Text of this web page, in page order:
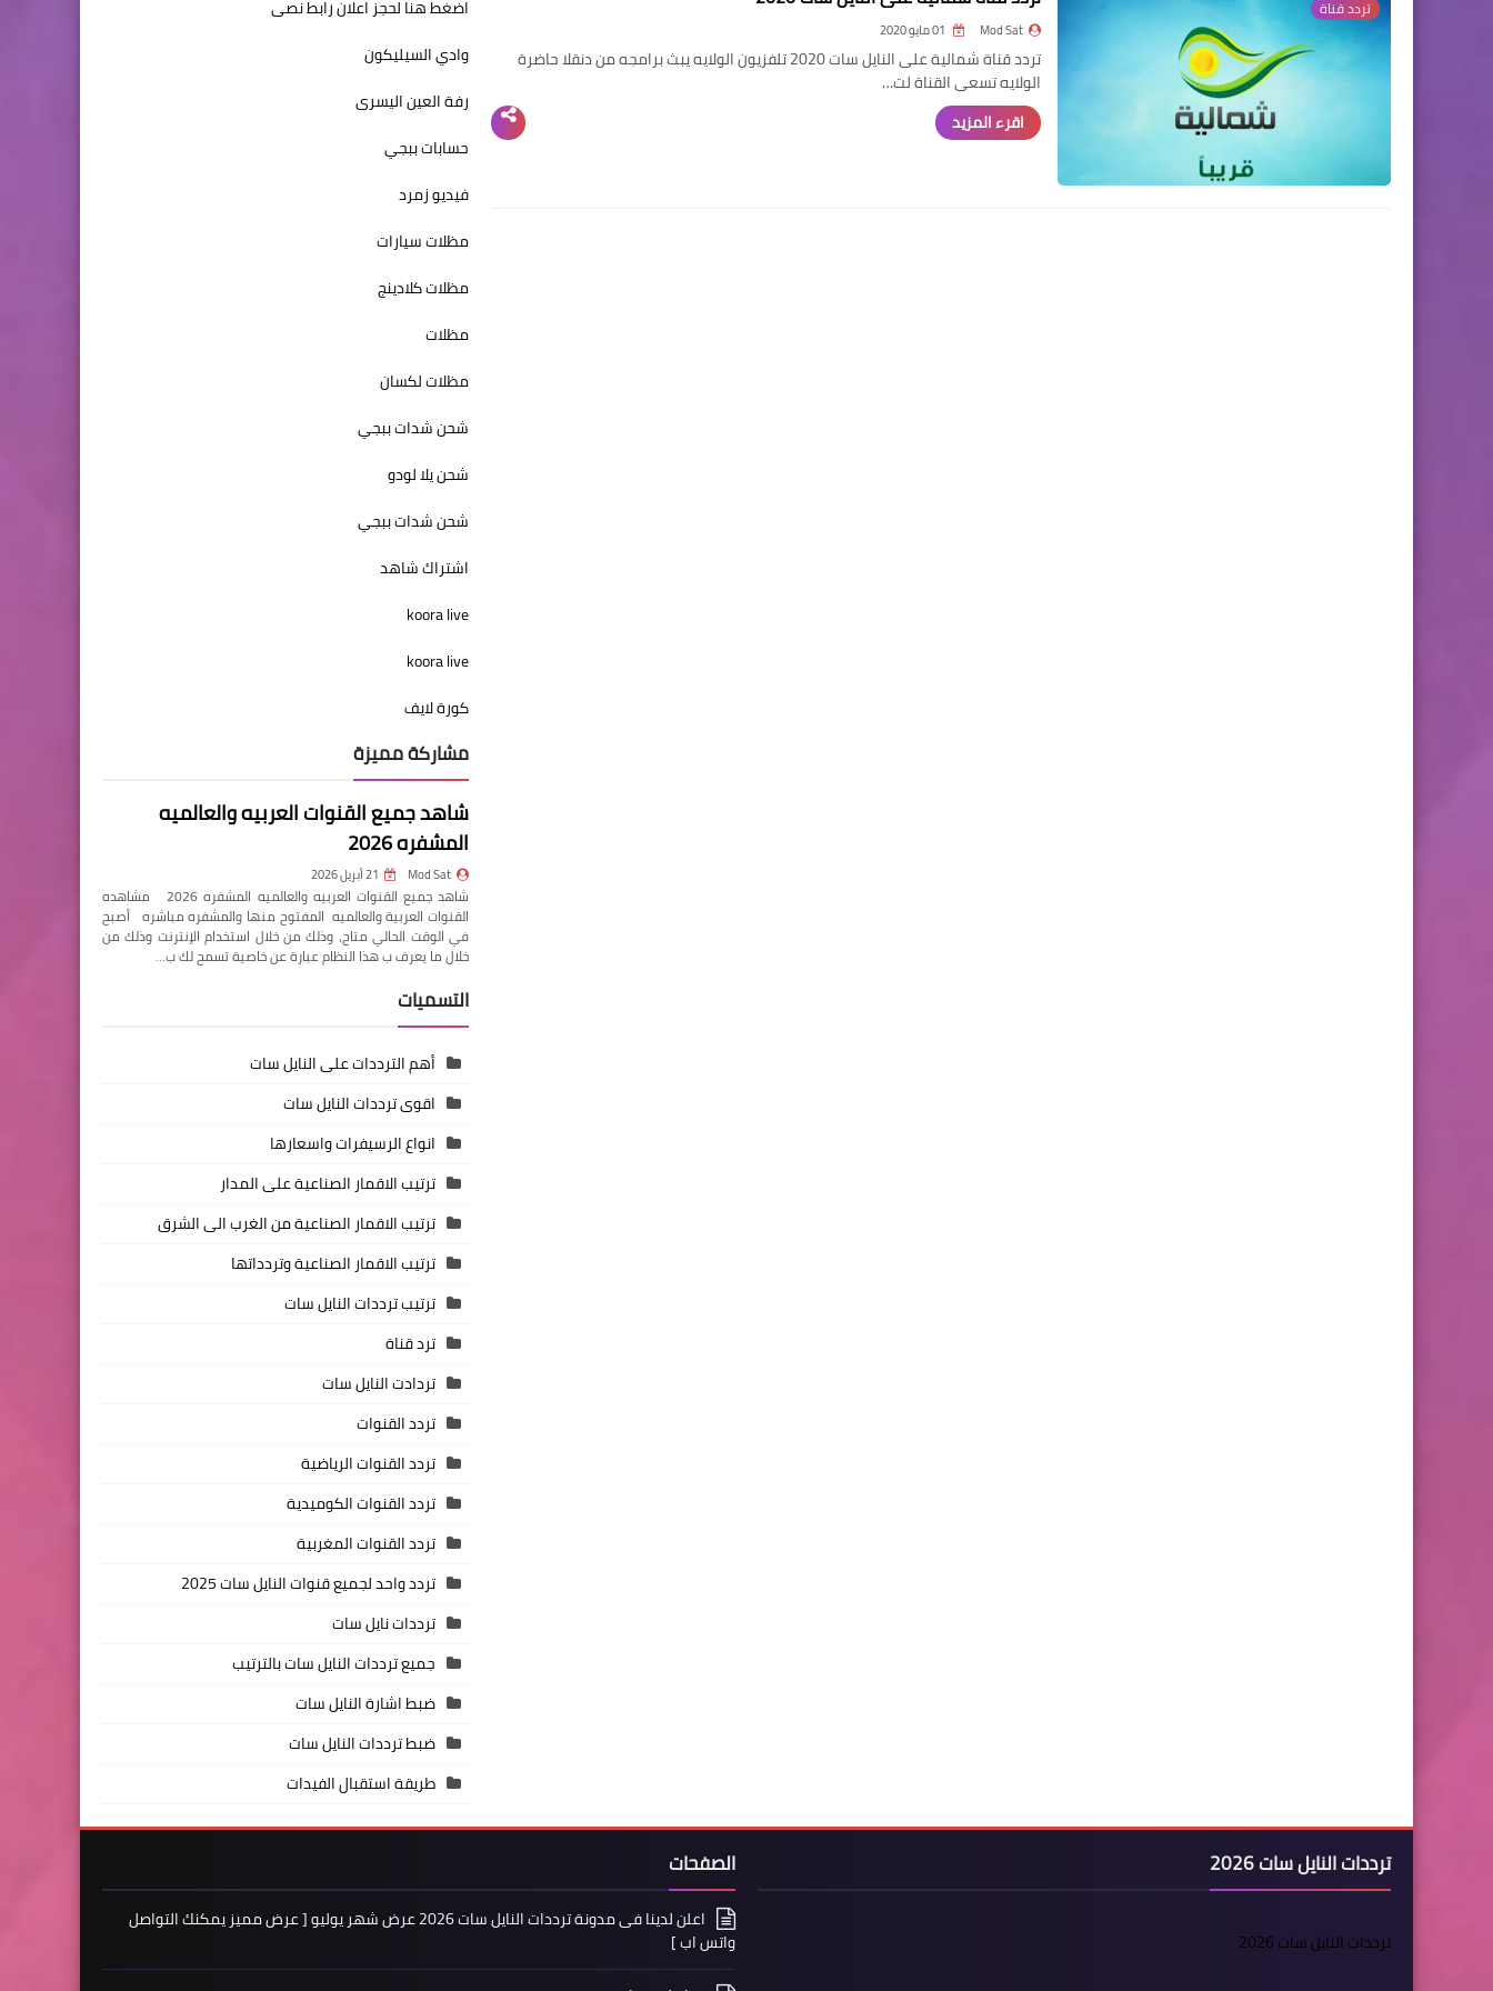
تردد قناة
Mod Sat
تردد قناة شمالية على النايل سات 2020 تلفزيون الولايه يبث برامجه من دنقلا حاضرة
الولايه تسعى القناة لت…
اقرء المزيد
اضغط هنا لحجز اعلان رابط نصى
وادي السيليكون
رفة العين اليسرى
حسابات ببجي
فيديو زمرد
مظلات سيارات
مظلات كلادينج
مظلات
مظلات لكسان
شحن شدات ببجي
شحن يلا لودو
شحن شدات ببجي
اشتراك شاهد
koora live
koora live
كورة لايف
مشاركة مميزة
شاهد جميع القنوات العربيه والعالميه
المشفره 2026
Mod Sat 21 أبريل 2026
شاهد جميع القنوات العربيه والعالميه المشفره 2026 مشاهده
القنوات العربية والعالميه المفتوح منها والمشفره مباشره أصبح
في الوقت الحالي متاح، وذلك من خلال استخدام الإنترنت وذلك من
خلال ما يعرف ب هذا النظام عبارة عن خاصية تسمح لك ب…
التسميات
أهم الترددات على النايل سات
اقوى ترددات النايل سات
انواع الرسيفرات واسعارها
ترتيب الاقمار الصناعية على المدار
ترتيب الاقمار الصناعية من الغرب الى الشرق
ترتيب الاقمار الصناعية وتردداتها
ترتيب ترددات النايل سات
ترد قناة
تردادت النايل سات
تردد القنوات
تردد القنوات الرياضية
تردد القنوات الكوميدية
تردد القنوات المغربية
تردد واحد لجميع قنوات النايل سات 2025
ترددات نايل سات
جميع ترددات النايل سات بالترتيب
ضبط اشارة النايل سات
ضبط ترددات النايل سات
طريقة استقبال الفيدات
ترددات النايل سات 2026
ترددات النايل سات 2026
الصفحات
اعلن لدينا فى مدونة ترددات النايل سات 2026 عرض شهر يوليو [ عرض مميز يمكنك التواصل
واتس اب ]